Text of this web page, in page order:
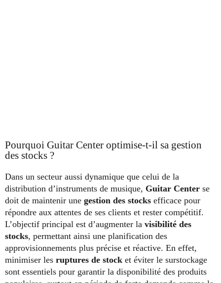
Pourquoi Guitar Center optimise-t-il sa gestion
des stocks ?
Dans un secteur aussi dynamique que celui de la
distribution d’instruments de musique, Guitar Center se
doit de maintenir une gestion des stocks efficace pour
répondre aux attentes de ses clients et rester compétitif.
L’objectif principal est d’augmenter la visibilité des
stocks, permettant ainsi une planification des
approvisionnements plus précise et réactive. En effet,
minimiser les ruptures de stock et éviter le surstockage
sont essentiels pour garantir la disponibilité des produits